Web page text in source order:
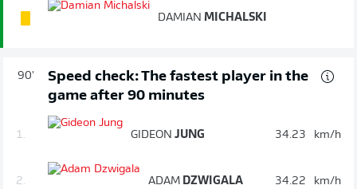
DAMIAN MICHALSKI
90'
Speed check: The fastest player in the
game after 90 minutes
1. GIDEON JUNG 34.23 km/h
2. ADAM DZWIGALA 34.22 km/h